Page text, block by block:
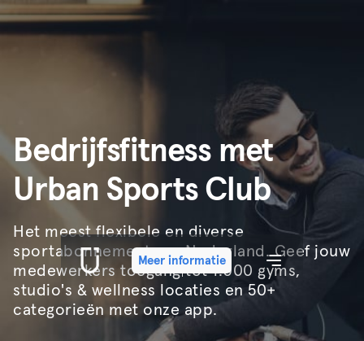
Meer informatie
Bedrijfsfitness met
Urban Sports Club
Het meest flexibele en diverse
sportabonnement van Nederland. Geef jouw
medewerkers toegang tot 1.000 gyms,
studio's & wellness locaties en 50+
categorieën met onze app.
Meer informatie